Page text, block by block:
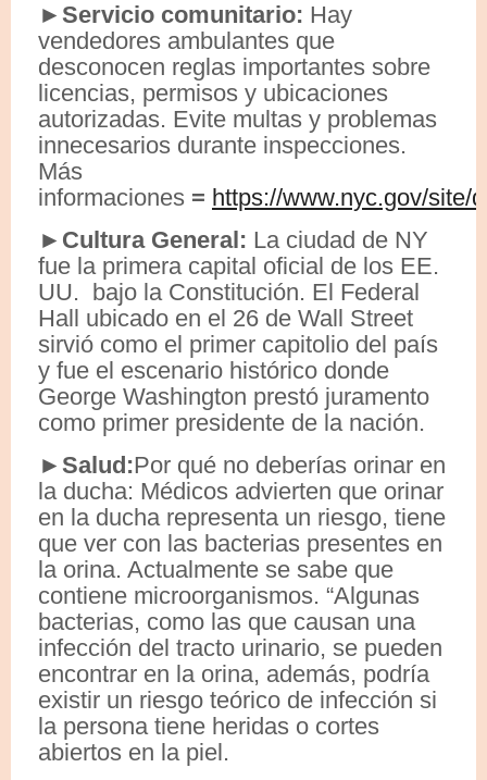
►Servicio comunitario: Hay
vendedores ambulantes que
desconocen reglas importantes sobre
licencias, permisos y ubicaciones
autorizadas. Evite multas y problemas
innecesarios durante inspecciones.
Más
informaciones = https://www.nyc.gov/site/
►Cultura General: La ciudad de NY
fue la primera capital oficial de los EE.
UU. bajo la Constitución. El Federal
Hall ubicado en el 26 de Wall Street
sirvió como el primer capitolio del país
y fue el escenario histórico donde
George Washington prestó juramento
como primer presidente de la nación.
►Salud:Por qué no deberías orinar en
la ducha: Médicos advierten que orinar
en la ducha representa un riesgo, tiene
que ver con las bacterias presentes en
la orina. Actualmente se sabe que
contiene microorganismos. “Algunas
bacterias, como las que causan una
infección del tracto urinario, se pueden
encontrar en la orina, además, podría
existir un riesgo teórico de infección si
la persona tiene heridas o cortes
abiertos en la piel.